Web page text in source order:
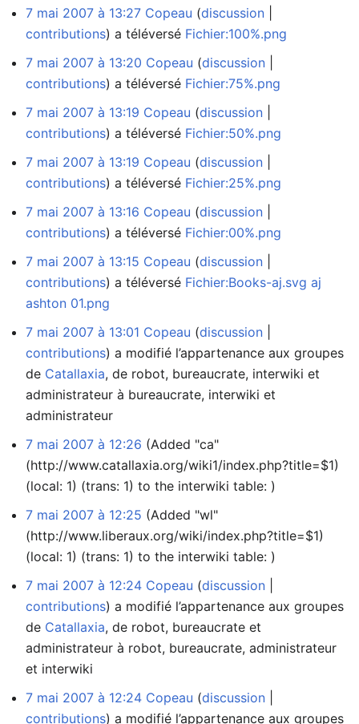
7 mai 2007 à 13:27 Copeau discussion
contributions a téléversé Fichier:100%.png
7 mai 2007 à 13:20 Copeau discussion
contributions a téléversé Fichier:75%.png
7 mai 2007 à 13:19 Copeau discussion
contributions a téléversé Fichier:50%.png
7 mai 2007 à 13:19 Copeau discussion
contributions a téléversé Fichier:25%.png
7 mai 2007 à 13:16 Copeau discussion
contributions a téléversé Fichier:00%.png
7 mai 2007 à 13:15 Copeau discussion
contributions a téléversé Fichier:Books-aj.svg aj
ashton 01.png
7 mai 2007 à 13:01 Copeau discussion
contributions a modifié l’appartenance aux groupes
de Catallaxia, de robot, bureaucrate, interwiki et
administrateur à bureaucrate, interwiki et
administrateur
7 mai 2007 à 12:26 (Added "ca"
(http://www.catallaxia.org/wiki1/index.php?title=$1)
(local: 1) (trans: 1) to the interwiki table: )
7 mai 2007 à 12:25 (Added "wl"
(http://www.liberaux.org/wiki/index.php?title=$1)
(local: 1) (trans: 1) to the interwiki table: )
7 mai 2007 à 12:24 Copeau discussion
contributions a modifié l’appartenance aux groupes
de Catallaxia, de robot, bureaucrate et
administrateur à robot, bureaucrate, administrateur
et interwiki
7 mai 2007 à 12:24 Copeau discussion
contributions a modifié l’appartenance aux groupes